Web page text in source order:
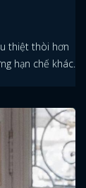
thiệt thòi hơn
hạn chế khác.